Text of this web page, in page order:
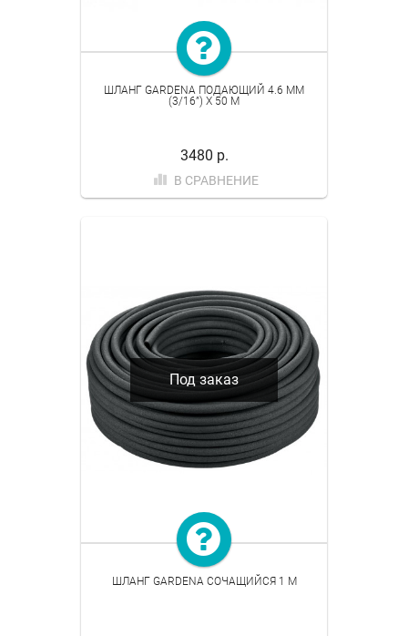
ШЛАНГ GARDENA ПОДАЮЩИЙ 4.6 ММ
(3/16”) Х 50 М
3480 р.
В СРАВНЕНИЕ
Под заказ
ШЛАНГ GARDENA СОЧАЩИЙСЯ 1 М